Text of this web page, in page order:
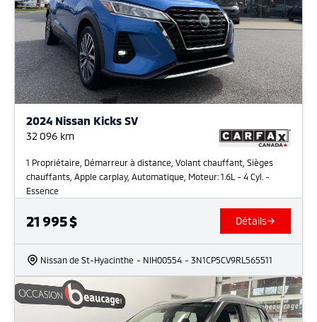
2024 Nissan Kicks SV
32 096 km
1 Propriétaire, Démarreur à distance, Volant chauffant, Sièges
chauffants, Apple carplay, Automatique, Moteur: 1.6L - 4 Cyl. -
Essence
21 995$ Détails
Nissan de St-Hyacinthe - NIH00554 - 3N1CP5CV9RL565511